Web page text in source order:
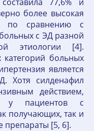
более высокая
по сравнению с
с ЭД разной
этиологии [4].
больных
является
Хотя силденафил
действием,
у пациентов с
получающих, так и
препараты [5, 6].